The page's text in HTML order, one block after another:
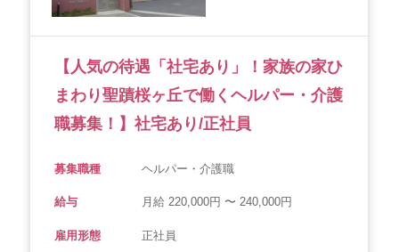
【人気の待遇「社宅あり」！家族の家ひ
まわり聖蹟桜ヶ丘で働くヘルパー・介護
職募集！】社宅あり/正社員
募集職種 ヘルパー・介護職
給与 月給 220,000円 〜 240,000円
雇用形態 正社員